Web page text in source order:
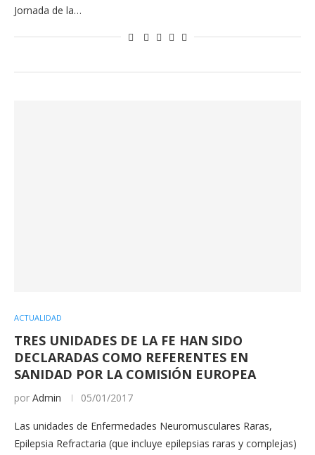
Jornada de la…
ACTUALIDAD
TRES UNIDADES DE LA FE HAN SIDO
DECLARADAS COMO REFERENTES EN
SANIDAD POR LA COMISIÓN EUROPEA
por Admin 05/01/2017
Las unidades de Enfermedades Neuromusculares Raras,
Epilepsia Refractaria (que incluye epilepsias raras y complejas)